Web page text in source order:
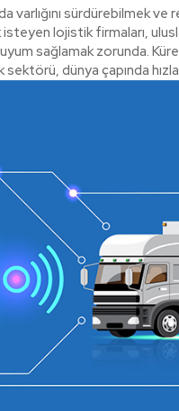
varlığını sürdürebilmek ve
lojistik firmaları,
zorunda. Küreselleşme ile
dünya çapında